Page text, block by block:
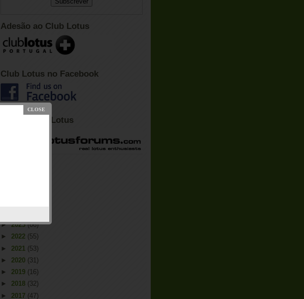
Adesão ao Club Lotus
Club Lotus no Facebook
Fórum Club Lotus
►2023(66)
► 2022 (55)
► 2021 (53)
► 2020 (31)
► 2019 (16)
► 2018 (32)
► 2017 (47)